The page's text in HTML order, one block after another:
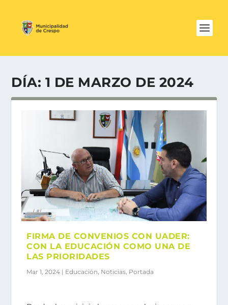
DÍA: 1 DE MARZO DE 2024
FIRMA DE CONVENIOS CON UADER:
CON LA EDUCACIÓN COMO UNA DE
LAS PRIORIDADES
Mar 1, 2024 | Educación Noticias Portada